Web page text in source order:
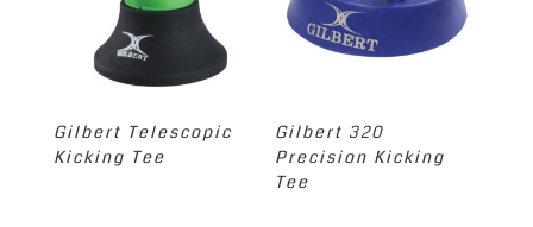
Gilbert Telescopic
Kicking Tee
Gilbert 320
Precision Kicking
Tee